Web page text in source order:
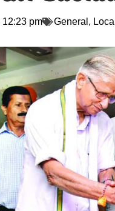
12:23 pm General , Local